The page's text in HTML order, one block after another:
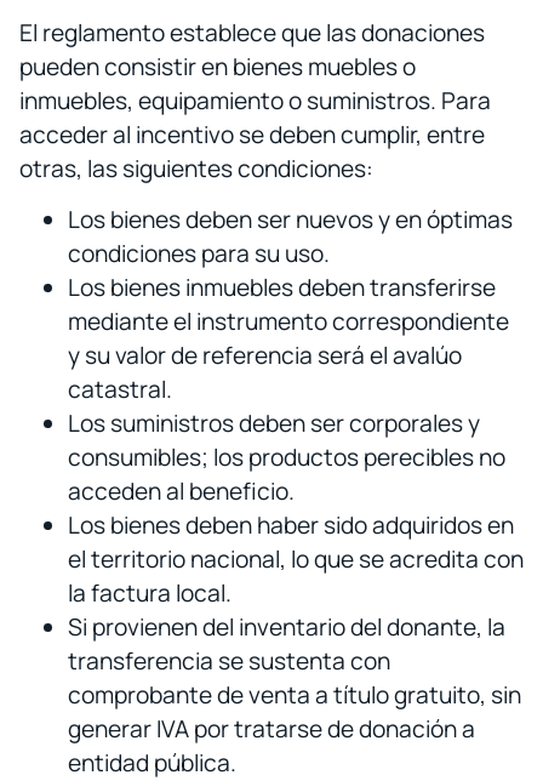
El reglamento establece que las donaciones
pueden consistir en bienes muebles o
inmuebles, equipamiento o suministros. Para
acceder al incentivo se deben cumplir, entre
otras, las siguientes condiciones:
Los bienes deben ser nuevos y en óptimas
condiciones para su uso.
Los bienes inmuebles deben transferirse
mediante el instrumento correspondiente
y su valor de referencia será el avalúo
catastral.
Los suministros deben ser corporales y
consumibles; los productos perecibles no
acceden al beneficio.
Los bienes deben haber sido adquiridos en
el territorio nacional, lo que se acredita con
la factura local.
Si provienen del inventario del donante, la
transferencia se sustenta con
comprobante de venta a título gratuito, sin
generar IVA por tratarse de donación a
entidad pública.